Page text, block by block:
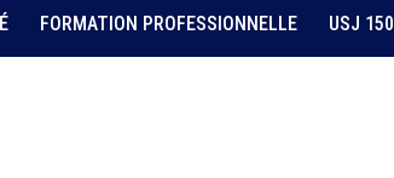
FORMATION PROFESSIONNELLE USJ 150